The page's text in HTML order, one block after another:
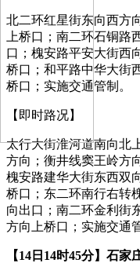
北二环红星街东向西方
上桥口；南二环石铜路
口；槐安路平安大街西
桥口；和平路中华大街
桥口；实施交通管制。
【即时路况】
太行大街淮河道南向北
方向；衡井线窦王岭方
槐安路建华大街东西双
桥口；东二环南行右转
向出口；南二环金利街
方向上桥口；实施交通
【14日14时45分】石